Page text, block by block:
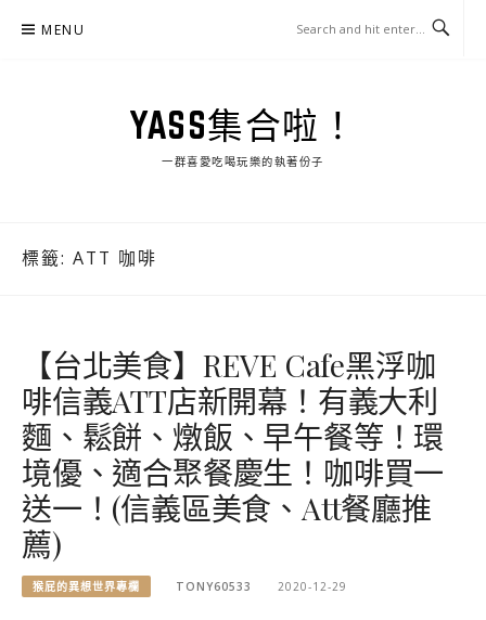
MENU
YASS集合啦！
一群喜愛吃喝玩樂的執著份子
標籤: ATT 咖啡
【台北美食】REVE Cafe黑浮咖
啡信義ATT店新開幕！有義大利
麵、鬆餅、燉飯、早午餐等！環
境優、適合聚餐慶生！咖啡買一
送一！(信義區美食、Att餐廳推
薦)
猴屁的異想世界專欄 TONY60533 2020-12-29